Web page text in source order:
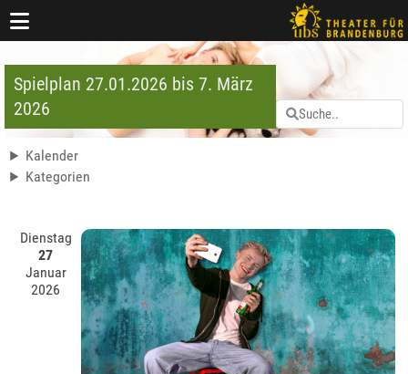
Spielplan 27.01.2026 bis 7. März
2026
Kalender
Kategorien
Dienstag
27
Januar
2026